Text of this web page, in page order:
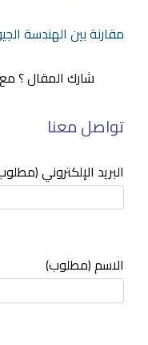
مقارنة بين الهندسة
شارك المقال ؟
تواصل معنا
البريد الإلكتروني
الاسم (مطلوب)